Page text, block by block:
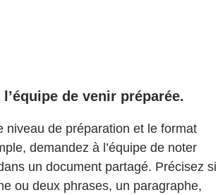
l’équipe de venir préparée.
niveau de préparation et le format
demandez à l’équipe de noter
un document partagé. Précisez si
ou deux phrases, un paragraphe,